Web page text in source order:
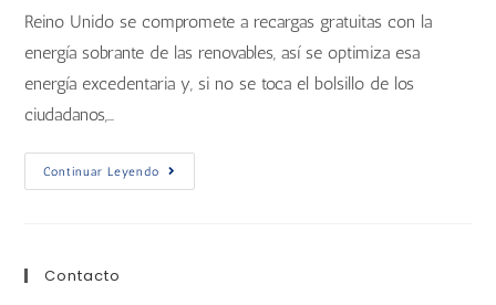
Reino Unido se compromete a recargas gratuitas con la
energía sobrante de las renovables, así se optimiza esa
energía excedentaria y, si no se toca el bolsillo de los
ciudadanos,…
Continuar Leyendo
Contacto